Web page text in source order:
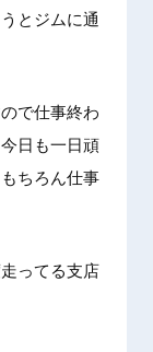
と ジムに通
で仕事終わ
日 も一日頑
ちろん仕事
ってる支店